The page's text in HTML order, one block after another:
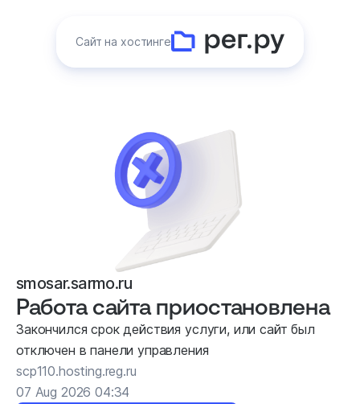
Сайт на хостинге
smosar.sarmo.ru
Работа сайта приостановлена
Закончился срок действия услуги, или сайт был
отключен в панели управления
scp110.hosting.reg.ru
07 Aug 2026 04:34